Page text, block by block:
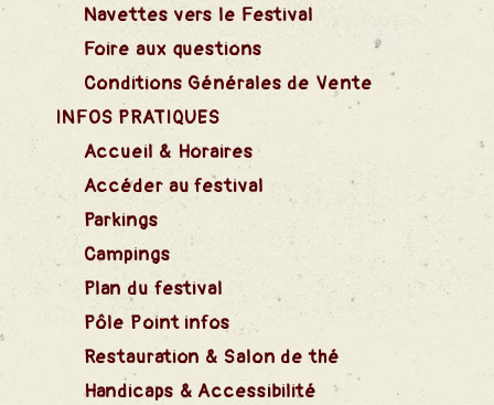
Navettes vers le Festival
Foire aux questions
Conditions Générales de Vente
INFOS PRATIQUES
Accueil & Horaires
Accéder au festival
Parkings
Campings
Plan du festival
Pôle Point infos
Restauration & Salon de thé
Handicaps & Accessibilité